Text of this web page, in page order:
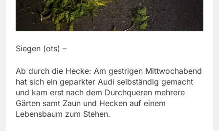
Siegen (ots) –
Ab durch die Hecke: Am gestrigen Mittwochabend
hat sich ein geparkter Audi selbständig gemacht
und kam erst nach dem Durchqueren mehrere
Gärten samt Zaun und Hecken auf einem
Lebensbaum zum Stehen.